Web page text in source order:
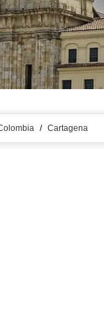
/ Cartagena